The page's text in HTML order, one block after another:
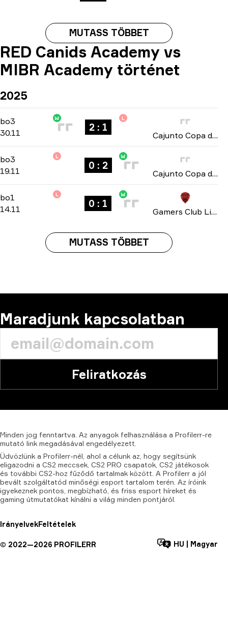
MUTASS TÖBBET
RED Canids Academy vs
MIBR Academy történet
2025
bo3 -bo3
30.11
W
2 : 1
L
Cajunto Copa do Brasil 2025
bo3 -bo3
19.11
L
0 : 2
W
Cajunto Copa do Brasil 2025
bo1 -bo1
14.11
L
0 : 1
W
Gamers Club Liga Série A: November 2025
MUTASS TÖBBET
Maradjunk kapcsolatban
Feliratkozás
Minden jog fenntartva. Az anyagok felhasználása a Profilerr-re
mutató link megadásával engedélyezett.
Üdvözlünk a Profilerr-nél, ahol a célunk az, hogy segítsünk
eligazodni a CS2 meccsek, CS2 PRO csapatok, CS2 játékosok
és további CS2-hoz fűződő tartalmak között. A Profilerr a jól
bevált szolgáltatód minőségi esport tartalom terén. Az íróink
igyekeznek pontos, megbízható, és friss esport híreket és
gaming útmutatókat kínálni a világ minden pontjáról.
IrányelvekFeltételek
© 2022—2026 PROFILERR HU Magyar